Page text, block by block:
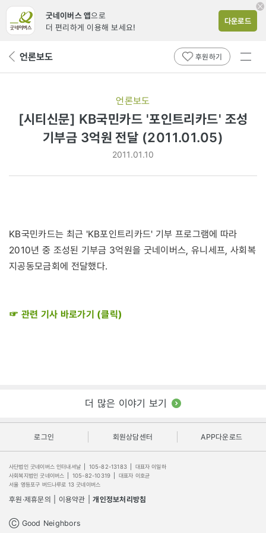
굿네이버스 앱으로
더 편리하게 이용해 보세요!
다운로드
뒤 언론보도 후원하기
전체
언론보도
[시티신문] KB국민카드 '포인트리카드' 조성
기부금 3억원 전달 (2011.01.05)
2011.01.10
KB국민카드는 최근 'KB포인트리카드' 기부 프로그램에 따라
2010년 중 조성된 기부금 3억원을 굿네이버스, 유니세프, 사회복
지공동모금회에 전달했다.
☞ 관련 기사 바로가기 (클릭)
더 많은 이야기 보기
로그인 회원상담센터 APP다운로드
사단법인 굿네이버스 인터내셔날 105-82-13183
대표자 이일하
사회복지법인 굿네이버스
105-82-10319
대표자 이호균
서울 영등포구 버드나루로 13 굿네이버스
후원·제휴문의 이용약관 개인정보처리방침
Ⓒ Good Neighbors